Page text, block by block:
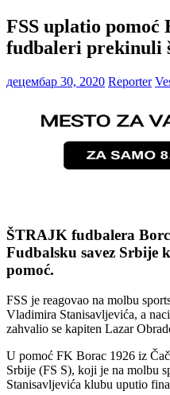
FSS uplatio pomoć
fudbaleri prekinuli
децембар 30, 2020 Reporter
ŠTRAJK fudbalera
Fudbalsku savez Srbije
pomoć.
FSS je reagovao na molbu
Vladimira Stanisavljevića, a
zahvalio se kapiten Lazar
U pomoć FK Borac 1926 iz
Srbije (FS S), koji je na molbu
Stanisavljevića klubu uputio